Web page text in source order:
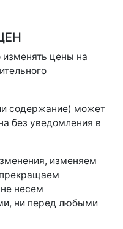
цены на
содержание) может
без уведомления в
изменяем
несем
ни перед любыми